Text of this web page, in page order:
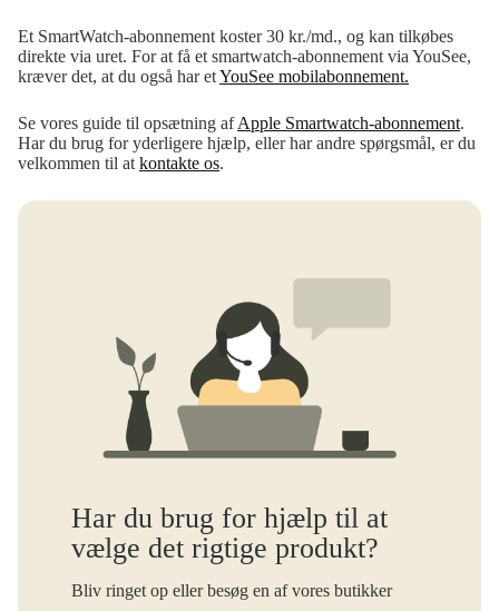
Et SmartWatch-abonnement koster 30 kr./md., og kan tilkøbes
direkte via uret. For at få et smartwatch-abonnement via YouSee,
kræver det, at du også har etYouSee mobilabonnement.
Se vores guide til opsætning afApple Smartwatch-abonnement.
Har du brug for yderligere hjælp, eller har andre spørgsmål, er du
velkommen til at kontakte os.
Har du brug for hjælp til at
vælge det rigtige produkt?
Bliv ringet op eller besøg en af vores butikker